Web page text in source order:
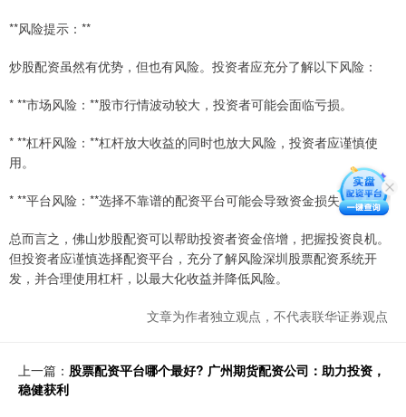
**风险提示：**
炒股配资虽然有优势，但也有风险。投资者应充分了解以下风险：
* **市场风险：**股市行情波动较大，投资者可能会面临亏损。
* **杠杆风险：**杠杆放大收益的同时也放大风险，投资者应谨慎使
用。
* **平台风险：**选择不靠谱的配资平台可能会导致资金损失。
总而言之，佛山炒股配资可以帮助投资者资金倍增，把握投资良机。
但投资者应谨慎选择配资平台，充分了解风险深圳股票配资系统开
发，并合理使用杠杆，以最大化收益并降低风险。
文章为作者独立观点，不代表联华证券观点
上一篇： 股票配资平台哪个最好? 广州期货配资公司：助力投资，
稳健获利